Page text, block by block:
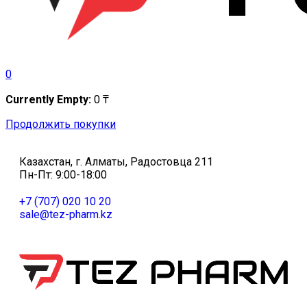
0
Currently Empty: 0 ₸
Продолжить покупки
Казахстан, г. Алматы, Радостовца 211
Пн-Пт: 9:00-18:00
+7 (707) 020 10 20
sale@tez-pharm.kz